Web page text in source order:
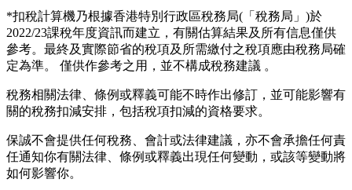
*扣稅計算機乃根據香港特別行政區稅務局(「稅務局」)於
2022/23課稅年度資訊而建立，有關估算結果及所有信息僅供
參考。最終及實際節省的稅項及所需繳付之稅項應由稅務局確
定為準。 僅供作參考之用，並不構成稅務建議 。
稅務相關法律、條例或釋義可能不時作出修訂，並可能影響有
關的稅務扣減安排，包括稅項扣減的資格要求。
保誠不會提供任何稅務、會計或法律建議，亦不會承擔任何責
任通知你有關法律、條例或釋義出現任何變動，或該等變動將
如何影響你。